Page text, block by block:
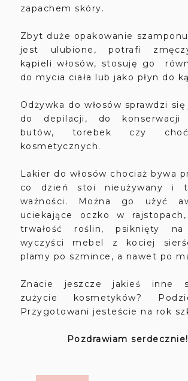
zapachem skóry.
Zbyt duże opakowanie
jest ulubione, potrafi
kąpieli włosów, stosuję go
do mycia ciała lub jako płyn do
Odżywka do włosów sprawdzi
do depilacji, do konserwacji
butów, torebek czy
kosmetycznych.
Lakier do włosów chociaż bywa
co dzień stoi nieużywany i
ważności. Można go użyć
uciekające oczko w rajstopach,
trwałość roślin, psiknięty na
wyczyści mebel z kociej
plamy po szmince, a nawet po
Znacie jeszcze jakieś inne
zużycie kosmetyków?
Przygotowani jesteście na rok
Pozdrawiam